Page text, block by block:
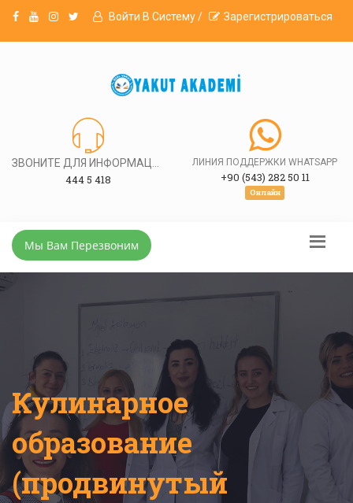
Войти В Систему / Зарегистрироваться
444 5 418
ЛИНИЯ ПОДДЕРЖКИ WHATSAPP
+90 (543) 282 50 11
Онлайн
Мы Вам Перезвоним
Кулинарное
образование
(продвинутый